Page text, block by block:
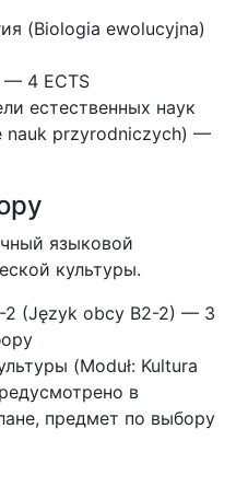
(Biologia ewolucyjna)
— 4 ECTS
естественных наук
nauk przyrodniczych) —
языковой
культуры.
2 (Język obcy B2-2) — 3
(Moduł: Kultura
в
предмет по выбору